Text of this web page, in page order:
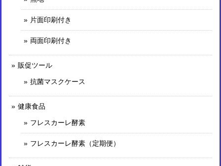
片面印刷付き
両面印刷付き
販促ツール
抗菌マスクケース
健康食品
フレスカーレ酵素
フレスカーレ酵素（定期便）